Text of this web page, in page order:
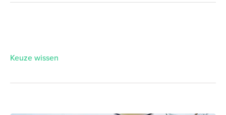
Keuze wissen